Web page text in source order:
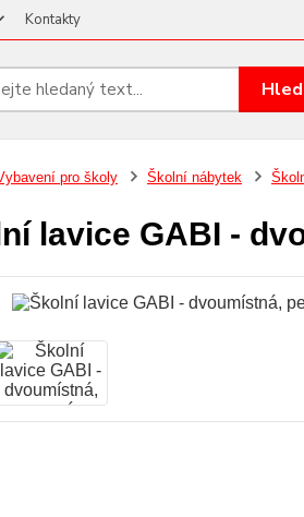
Kontakty
pro školy Školní nábytek
lavice GABI -